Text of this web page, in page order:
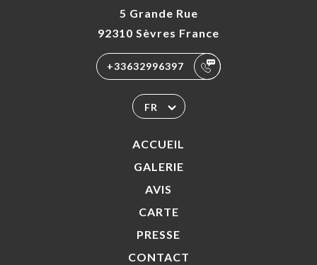
5 Grande Rue
92310 Sèvres France
+33632996397
FR
ACCUEIL
GALERIE
AVIS
CARTE
PRESSE
CONTACT